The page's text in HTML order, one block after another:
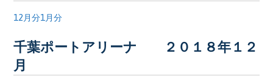
12月分1月分
千葉ポートアリーナ ２０１８年１２
月